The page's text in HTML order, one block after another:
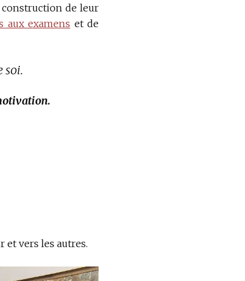
construction de leur
aux examens et de
soi.
et vers les autres.